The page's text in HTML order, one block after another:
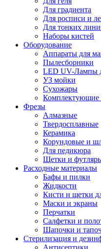
Для градиента
Для росписи и
Для тонких
Наборы кистей
Оборудование
Аппараты для
Пылесборники
LED UV-Лампы
УЗ мойки
Сухожары
Комплектующие
Фрезы
Алмазные
Твердосплавные
Керамика
Корундовые и
Для педикюра
Щетки и
Расходные материалы
Бафы и пилки
Жидкости
Кисти и щетки
Маски и экраны
Перчатки
Салфетки и
Шапочки и
Стерилизация и